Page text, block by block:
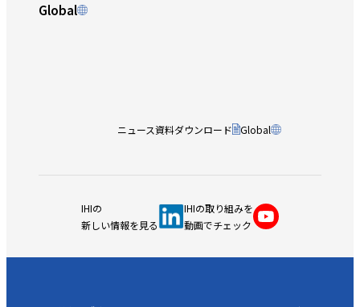
Global
ニュース資料ダウンロード Global
IHIの
新しい情報を見る
IHIの取り組みを
動画でチェック